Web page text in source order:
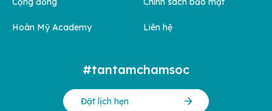
Hoàn Mỹ Academy Liên hệ
#tantamchamsoc
Đặt lịch hẹn